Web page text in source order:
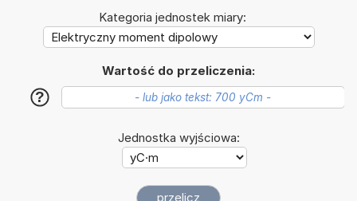
Kategoria jednostek miary:
Wartość do przeliczenia:
?
Jednostka wyjściowa: